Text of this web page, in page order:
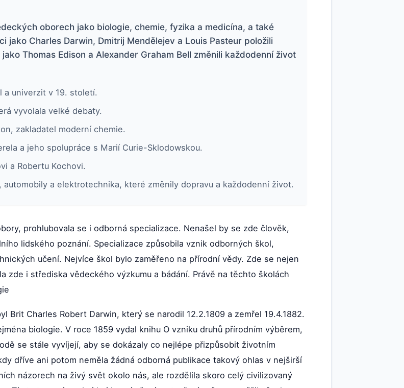
oborech jako biologie, chemie, fyzika a medicína, a také
jako Charles Darwin, Dmitrij Mendělejev a Louis Pasteur položili
Thomas Edison a Alexander Graham Bell změnili každodenní život
a univerzit v 19. století.
vyvolala velké debaty.
zakladatel moderní chemie.
a jeho spolupráce s Marií Curie-Sklodowskou.
a Robertu Kochovi.
a elektrotechnika, které změnily dopravu a každodenní život.
prohlubovala se i odborná specializace. Nenašel by se zde člověk,
lidského poznání. Specializace způsobila vznik odborných škol,
učení. Nejvíce škol bylo zaměřeno na přírodní vědy. Zde se nejen
zde i střediska vědeckého výzkumu a bádání. Právě na těchto školách
Brit Charles Robert Darwin, který se narodil 12.2.1809 a zemřel 19.4.1882.
biologie. V roce 1859 vydal knihu O vzniku druhů přírodním výběrem,
se stále vyvíjejí, aby se dokázaly co nejlépe přizpůsobit životním
dříve ani potom neměla žádná odborná publikace takový ohlas v nejširší
názorech na živý svět okolo nás, ale rozdělila skoro celý civilizovaný